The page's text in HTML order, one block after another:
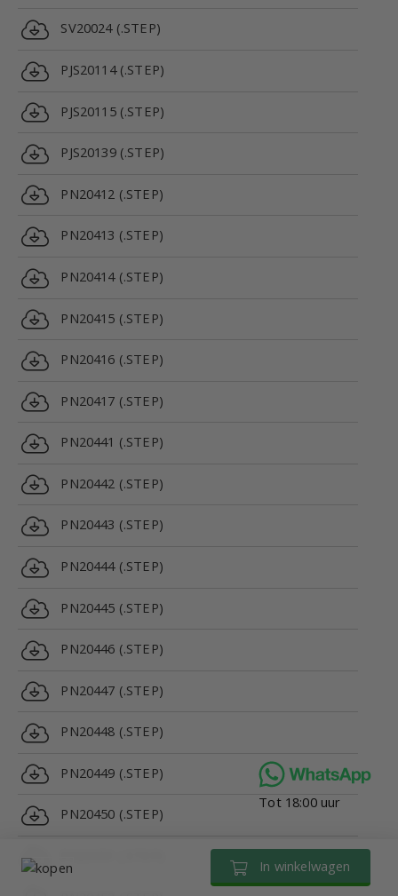
In winkelwagen
SV20024 (.STEP)
PJS20114 (.STEP)
PJS20115 (.STEP)
PJS20139 (.STEP)
PN20412 (.STEP)
PN20413 (.STEP)
PN20414 (.STEP)
PN20415 (.STEP)
PN20416 (.STEP)
PN20417 (.STEP)
PN20441 (.STEP)
PN20442 (.STEP)
PN20443 (.STEP)
PN20444 (.STEP)
PN20445 (.STEP)
PN20446 (.STEP)
PN20447 (.STEP)
PN20448 (.STEP)
PN20449 (.STEP)
PN20450 (.STEP)
Tot 18:00 uur